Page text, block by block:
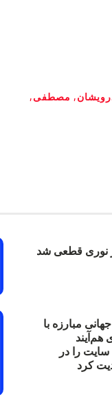
, مصطفی,
قطعی شد
روز جهانی مبارزه با
هم‌آیند
گزارشگران‌ بدون مرز، ۲۲ سایت را در
کرد